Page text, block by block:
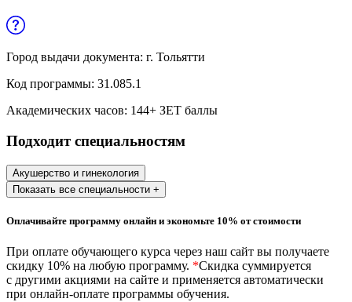
Социология и социальная работа
и служащих
История и археология
Психологические науки
Техносферная безопасность и
природообустройство
Город выдачи документа: г. Тольятти
Код программы: 31.085.1
Академических часов: 144+ ЗЕТ баллы
Подходит специальностям
Акушерство и гинекология
Показать все специальности +
Оплачивайте программу онлайн и экономьте 10% от стоимости
При оплате обучающего курса через наш сайт вы получаете
скидку 10% на любую программу. *Скидка суммируется
с другими акциями на сайте и применяется автоматически
при онлайн-оплате программы обучения.